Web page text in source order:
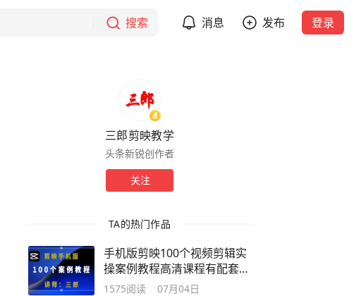
搜索 消息 发布 登录
三郎剪映教学
头条新锐创作者
关注
TA的热门作品
手机版剪映100个视频剪辑实
操案例教程高清课程有配套素
材
1575阅读 07月04日